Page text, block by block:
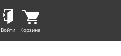
Войти Корзина